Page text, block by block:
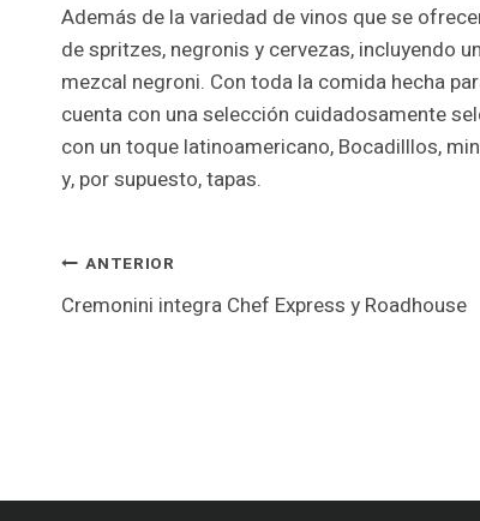
Además de la variedad de vinos que se
de spritzes, negronis y cervezas, incluyendo
mezcal negroni. Con toda la comida hecha
cuenta con una selección cuidadosamente
con un toque latinoamericano, Bocadilllos,
y, por supuesto, tapas.
Navegació
d'entrades
ANTERIOR
Cremonini integra Chef Express y Roadhouse